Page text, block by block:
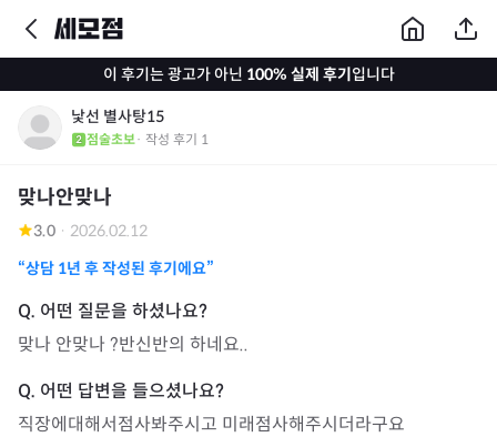
이 후기는 광고가 아닌 100% 실제 후기입니다
낯선 별사탕15
점술초보· 작성 후기 1
맞나안맞나
3.0 · 2026.02.12
“상담 1년 후 작성된 후기에요”
맞나 안맞나 ?반신반의 하네요..
직장에대해서점사봐주시고 미래점사해주시더라구요